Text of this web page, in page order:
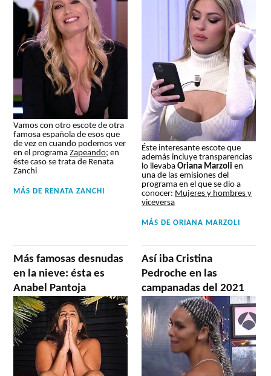
Vamos con otro escote de otra
famosa española de esos que
de vez en cuando podemos ver
en el programaZapeando; en
éste caso se trata de Renata
Zanchi
MÁS DE RENATA ZANCHI
Éste interesante escote que
además incluye transparencias
lo llevabaOriana Marzoli en
una de las emisiones del
programa en el que se dio a
conocer: Mujeres y hombres y
viceversa
MÁS DEORIANA MARZOLI
Más famosas desnudas
en la nieve: ésta es
Anabel Pantoja
Así iba Cristina
Pedroche en las
campanadas del 2021